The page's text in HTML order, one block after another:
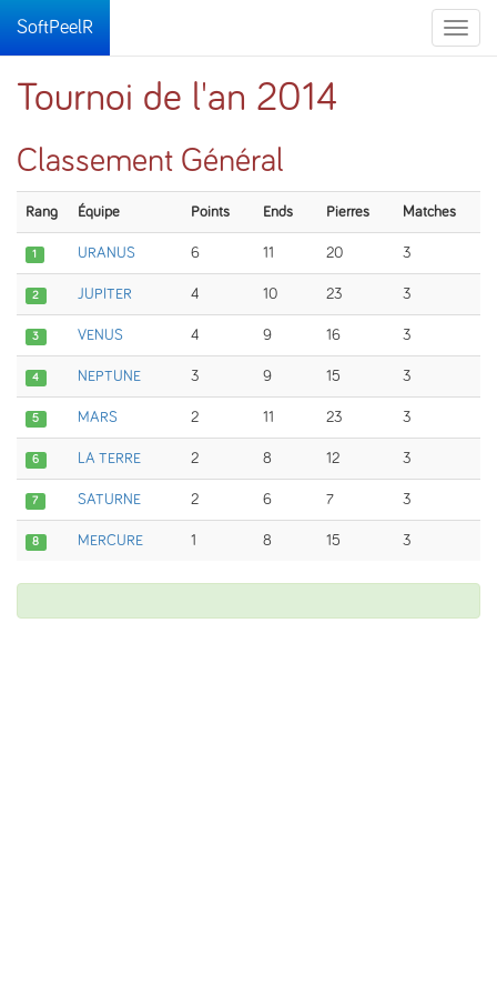
Toggle
SoftPeelR
Tournoi de l'an 2014
Classement Général
Rang Équipe Points Ends Pierres Matches
1 URANUS 6 11 20 3
2 JUPITER 4 10 23 3
3 VENUS 4 9 16 3
4 NEPTUNE 3 9 15 3
5 MARS 2 11 23 3
6 LA TERRE 2 8 12 3
7 SATURNE 2 6 7 3
8 MERCURE 1 8 15 3